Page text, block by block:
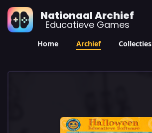
Nationaal Archief
Educatieve Games
Home Archief Collecties